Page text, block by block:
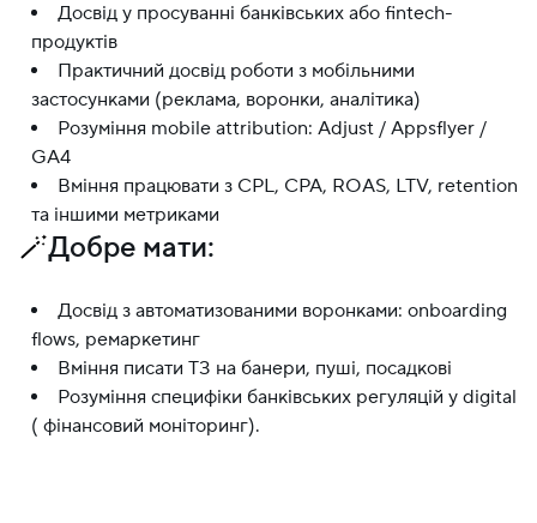
Досвід у просуванні банківських або fintech-
продуктів
Практичний досвід роботи з мобільними
застосунками (реклама, воронки, аналітика)
Розуміння mobile attribution: Adjust / Appsflyer /
GA4
Вміння працювати з CPL, CPA, ROAS, LTV, retention
та іншими метриками
🪄Добре мати:
Досвід з автоматизованими воронками: onboarding
flows, ремаркетинг
Вміння писати ТЗ на банери, пуші, посадкові
Розуміння специфіки банківських регуляцій у digital
( фінансовий моніторинг).